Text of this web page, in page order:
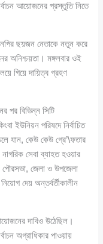
আয়োজনের প্রস্তুতি নিতে
ছয়জন নেতাকে নতুন করে
অনিশ্চয়তা। মঙ্গলবার ওই
গিয়ে দায়িত্ব গ্রহণ
পর বিভিন্ন সিটি
ইউনিয়ন পরিষদে নির্বাচিত
যান, কেউ কেউ গ্রে’\ফতার
সেবা ব্যাহত হওয়ার
পৌরসভা, জেলা ও উপজেলা
দেয় অন্তর্বর্তীকালীন
দাবিও উঠেছিল।
অগ্রাধিকার পাওয়ায়